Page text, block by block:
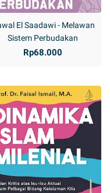
El Saadawi - Melawan
Sistem Perbudakan
Rp68.000